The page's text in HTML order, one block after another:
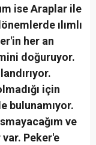
ise Araplar ile
ılımlı
her an
doğuruyor.
için
bulunamıyor.
ve
Peker'e